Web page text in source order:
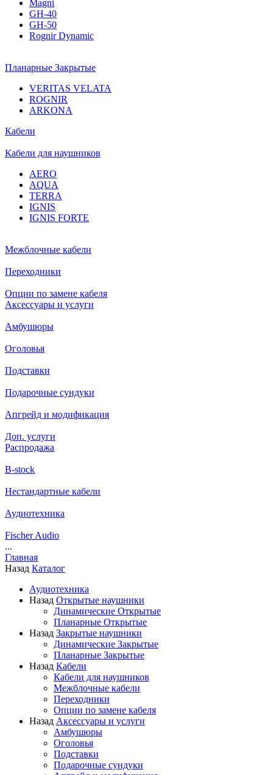
Magni
GH-40
GH-50
Rognir Dynamic
Планарные Закрытые
VERITAS VELATA
ROGNIR
ARKONA
Кабели
Кабели для наушников
AERO
AQUA
TERRA
IGNIS
IGNIS FORTE
Межблочные кабели
Переходники
Опции по замене кабеля
Аксессуары и услуги
Амбушюры
Оголовья
Подставки
Подарочные сундуки
Апгрейд и модификация
Доп. услуги
Распродажа
B-stock
Нестандартные кабели
Аудиотехника
Fischer Audio
...
Главная
Назад Каталог
Аудиотехника
Назад Открытые наушники
Динамические Открытые
Планарные Открытые
Назад Закрытые наушники
Динамические Закрытые
Планарные Закрытые
Назад Кабели
Кабели для наушников
Межблочные кабели
Переходники
Опции по замене кабеля
Назад Аксессуары и услуги
Амбушюры
Оголовья
Подставки
Подарочные сундуки